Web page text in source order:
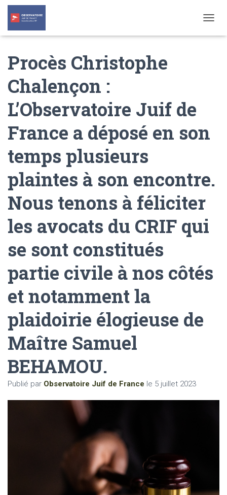
O
T
Procès Christophe
Chalençon :
L’Observatoire Juif de
France a déposé en son
temps plusieurs
plaintes à son encontre.
Nous tenons à féliciter
les avocats du CRIF qui
se sont constitués
partie civile à nos côtés
et notamment la
plaidoirie élogieuse de
Maître Samuel
BEHAMOU.
Publié par Observatoire Juif de France le 5 juillet 2023